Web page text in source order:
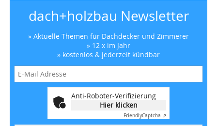
dach+holzbau Newsletter
» Aktuelle Themen für Dachdecker und Zimmerer
» 12 x im Jahr
» kostenlos & jederzeit kündbar
Anti-Roboter-Verifizierung
Hier klicken
FriendlyCaptcha ⇗